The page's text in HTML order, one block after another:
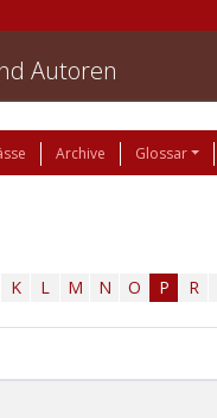
Autoren
Archive Glossar
K L M N O P R